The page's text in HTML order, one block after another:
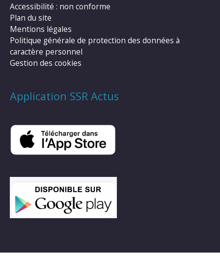
Accessibilité : non conforme
Plan du site
Mentions légales
Politique générale de protection des données à
caractère personnel
Gestion des cookies
Application SSR Actus